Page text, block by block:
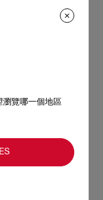
間的一塊高光和兩種不
緞光莓紅腮紅和一款
瞬間提亮面部光澤。
工作天
覽哪一個地區